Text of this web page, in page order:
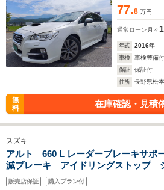
77.8 万円
通常ローン 月々
年式 2016年
車検
車検整備付
保証
保証付
住所
長野県松
無
料
在庫確認・見積
スズキ
アルト 660 L レーダーブレーキサポ
減ブレーキ アイドリングストップ
備付き 一年間保証付き
販売店保証 購入プラン付